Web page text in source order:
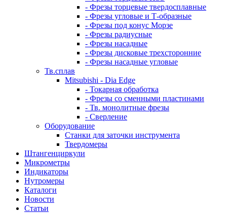
- Фрезы торцевые твердосплавные
- Фрезы угловые и Т-образные
- Фрезы под конус Морзе
- Фрезы радиусные
- Фрезы насадные
- Фрезы дисковые трехсторонние
- Фрезы насадные угловые
Тв.сплав
Mitsubishi - Dia Edge
- Токарная обработка
- Фрезы со сменными пластинами
- Тв. монолитные фрезы
- Сверление
Оборудование
Станки для заточки инструмента
Твердомеры
Штангенциркули
Микрометры
Индикаторы
Нутромеры
Каталоги
Новости
Статьи